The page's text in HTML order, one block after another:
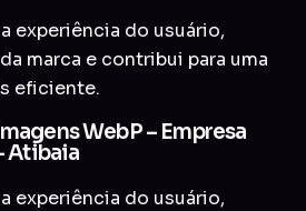
experiência do usuário,
marca e contribui para uma
eficiente.
WebP – Empresa
Atibaia
experiência do usuário,